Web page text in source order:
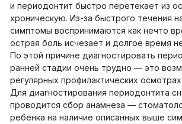
и периодонтит быстро перетекает из
хроническую. Из-за быстрого течения
симптомы воспринимаются как нечто
острая боль исчезает и долгое время
По этой причине диагностировать
ранней стадии очень трудно — это
регулярных профилактических осмотрах.
Для диагностирования периодонтита
проводится сбор анамнеза —
ребенка на наличие описанных выше